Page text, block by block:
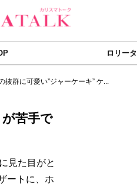
ロリータ
抜群に可愛い”ジャーケーキ” ケ...
苦手で
見た目がと
ートに、ホ